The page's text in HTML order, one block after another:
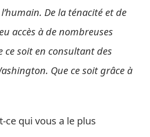
De la ténacité et de
eu accès à de nombreuses
ce soit en consultant des
Que ce soit grâce à
ce qui vous a le plus